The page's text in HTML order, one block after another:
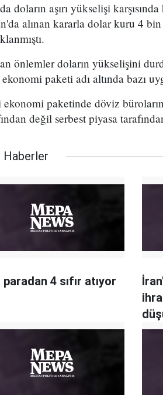
doların aşırı yükselişi
alınan kararla dolar kuru 4
önlemler doların yükselişini
paketi adı altında bazı
ekonomi paketinde döviz
değil serbest piyasa
Haberler
paradan 4 sıfır atıyor